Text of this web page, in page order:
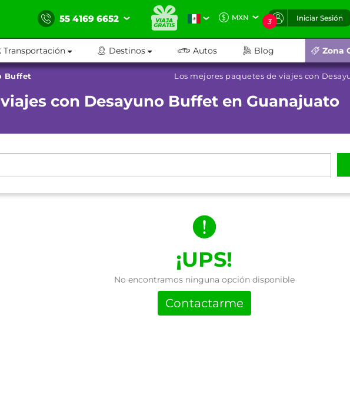
55 4169 6652 MXN 3 Iniciar Sesión
Transportación Destinos Autos Blog Zona
Buffet Los mejores paquetes de viajes con
con Desayuno Buffet en Guanajuato
¡UPS!
No encontramos ninguna opción disponible
Contactarme